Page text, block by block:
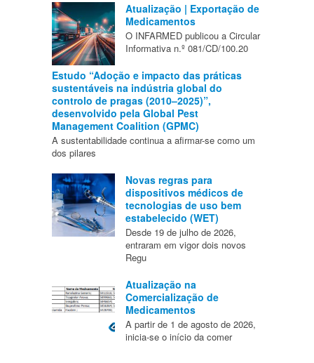
Atualização | Exportação de
Medicamentos
O INFARMED publicou a Circular
Informativa n.º 081/CD/100.20
Estudo “Adoção e impacto das práticas
sustentáveis na indústria global do
controlo de pragas (2010–2025)”,
desenvolvido pela Global Pest
Management Coalition (GPMC)
A sustentabilidade continua a afirmar-se como um
dos pilares
Novas regras para
dispositivos médicos de
tecnologias de uso bem
estabelecido (WET)
Desde 19 de julho de 2026,
entraram em vigor dois novos
Regu
Atualização na
Comercialização de
Medicamentos
A partir de 1 de agosto de 2026,
inicia-se o início da comer